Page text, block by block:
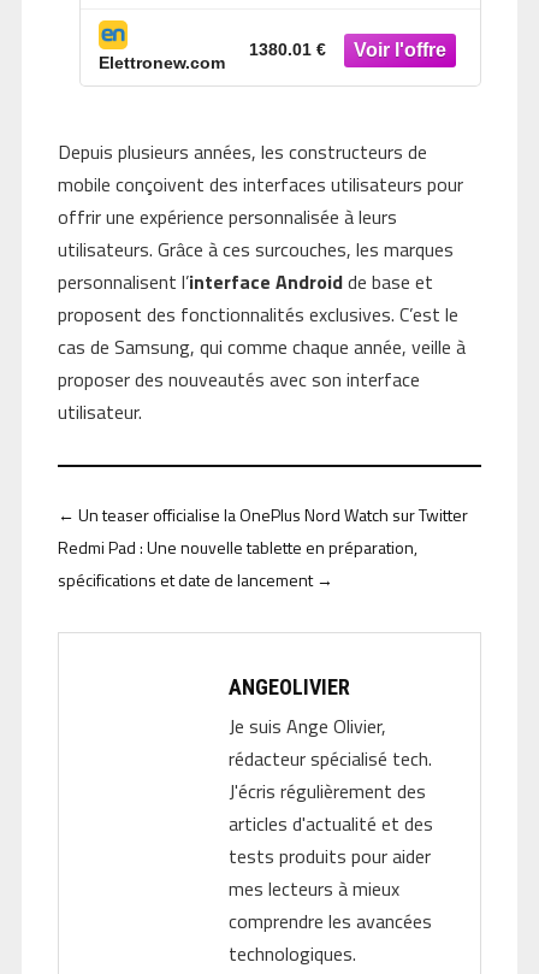
Elettronew.com
1380.01 €
Depuis plusieurs années, les constructeurs de
mobile conçoivent des interfaces utilisateurs pour
offrir une expérience personnalisée à leurs
utilisateurs. Grâce à ces surcouches, les marques
personnalisent l’interface Androidde base et
proposent des fonctionnalités exclusives. C’est le
cas de Samsung, qui comme chaque année, veille à
proposer des nouveautés avec son interface
utilisateur.
← Un teaser officialise la OnePlus Nord Watch sur Twitter
Redmi Pad : Une nouvelle tablette en préparation,
spécifications et date de lancement→
ANGEOLIVIER
Je suis Ange Olivier,
rédacteur spécialisé tech.
J'écris régulièrement des
articles d'actualité et des
tests produits pour aider
mes lecteurs à mieux
comprendre les avancées
technologiques.